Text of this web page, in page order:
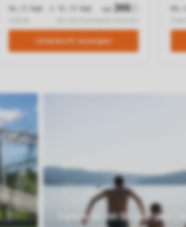
Lipnosee mit Strand und